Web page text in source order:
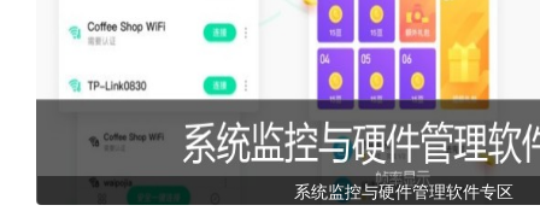
系统监控与硬件管理软件专区